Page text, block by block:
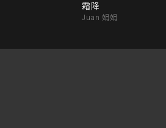
霜降
Juan 娟娟